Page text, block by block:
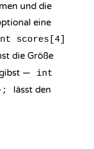
und die
eine
scores[4]
die Größe
—
int
lässt den